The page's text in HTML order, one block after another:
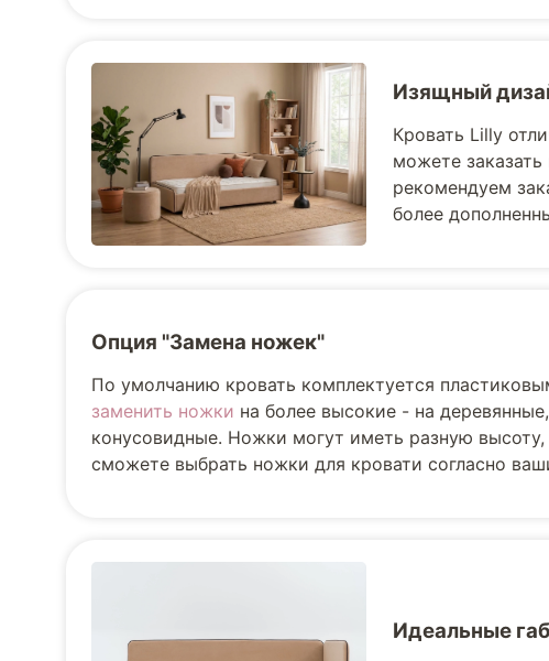
Изящный
Кровать Lilly
можете
рекомендуем
более
Опция "Замена ножек"
По умолчанию кровать комплектуется
заменить ножки на более высокие - на
конусовидные. Ножки могут иметь разную
сможете выбрать ножки для кровати согласно
Идеальные